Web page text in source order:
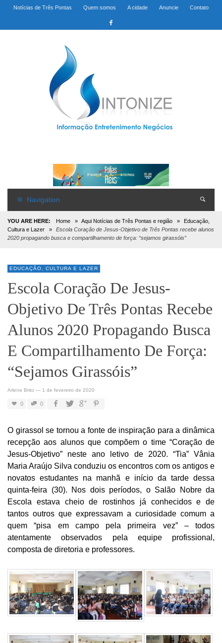
Notícias de Três Pontas Quem somos A cidade Anuncie Contato
Navigation
YOU ARE HERE: Home » Aqui Notícias de Três Pontas e região »
Educação,
Cultura e Lazer
»
Escola Coração de Jesus-Objetivo de Três Pontas recebe alunos
2020 propagando busca e compartilhamento de força: “sejamos girassóis”
EDUCAÇÃO, CULTURA E LAZER
Escola Coração De Jesus-
Objetivo De Três Pontas Recebe
Alunos 2020 Propagando Busca
E Compartilhamento De Força:
“sejamos Girassóis”
Arlene Brito — 1 de fevereiro de 2020
0 0
O girassol se tornou a fonte de inspiração para a dinâmica
recepção aos alunos que compõem o time “Coração de
Jesus-Objetivo” neste ano letivo de 2020. “Tia” Vânia
Maria Araújo Silva conduziu os encontros com os antigos e
novatos estudantes na manhã e início da tarde dessa
quinta-feira (30). Nos dois períodos, o Salão Nobre da
Escola estava cheio de rostinhos já conhecidos e de
tantos outros que expressavam a curiosidade comum a
quem “pisa em campo pela primeira vez” – todos
atentamente observados pela equipe profissional,
composta de diretoria e professores.